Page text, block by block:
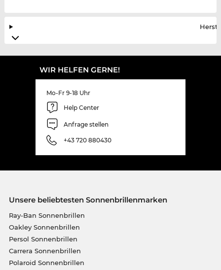
WIR HELFEN GERNE!
Mo-Fr 9-18 Uhr
Help Center
Anfrage stellen
+43 720 880430
Unsere beliebtesten Sonnenbrillenmarken
Ray-Ban Sonnenbrillen
Oakley Sonnenbrillen
Persol Sonnenbrillen
Carrera Sonnenbrillen
Polaroid Sonnenbrillen